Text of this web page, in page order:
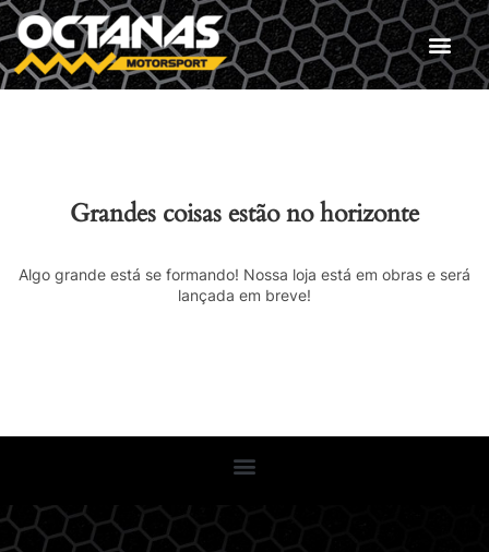
Grandes coisas estão no horizonte
Algo grande está se formando! Nossa loja está em obras e será
lançada em breve!